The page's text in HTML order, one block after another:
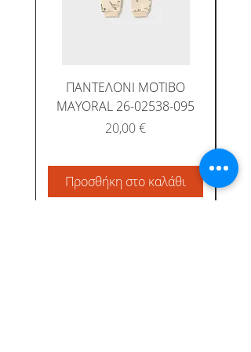
ΠΑΝΤΕΛΟΝΙ ΜΟΤΙΒΟ
MAYORAL 26-02538-095
Τιμή
20,00 €
Προσθήκη στο καλάθι